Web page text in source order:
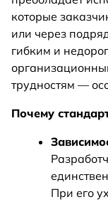
которые
или через
гибким и
трудностям —
Почему
При его